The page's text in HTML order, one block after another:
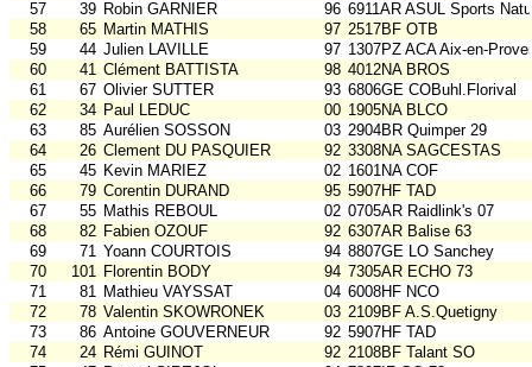
57
39 Robin GARNIER 96 6911AR ASUL Sports
58
65 Martin MATHIS 97 2517BF OTB
59
44 Julien LAVILLE 97 1307PZ ACA Aix-en-
60
41 Clément BATTISTA 98 4012NA BROS
61
67 Olivier SUTTER 93 6806GE COBuhl.Florival
62
34 Paul LEDUC 00 1905NA BLCO
63
85 Aurélien SOSSON 03 2904BR Quimper 29
64
26 Clement DU PASQUIER 92 3308NA SAGCESTAS
65
45 Kevin MARIEZ 02 1601NA COF
66
79 Corentin DURAND 95 5907HF TAD
67
55 Mathis REBOUL 02 0705AR Raidlink's 07
68
82 Fabien OZOUF 92 6307AR Balise 63
69
71 Yoann COURTOIS 94 8807GE LO Sanchey
70
101 Florentin BODY 94 7305AR ECHO 73
71
81 Mathieu VAYSSAT 04 6008HF NCO
72
78 Valentin SKOWRONEK 03 2109BF A.S.Quetigny
73
86 Antoine GOUVERNEUR 92 5907HF TAD
74
24 Rémi GUINOT 92 2108BF Talant SO